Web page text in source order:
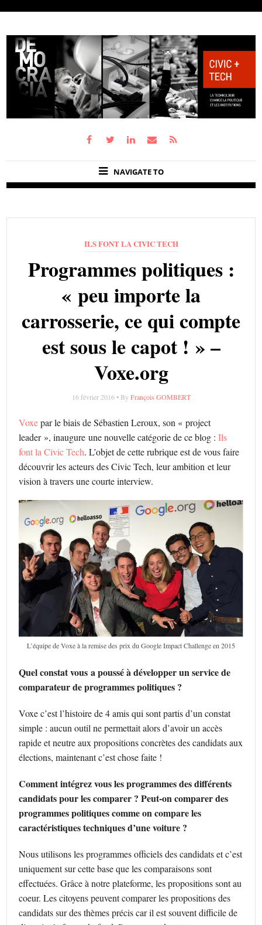
NAVIGATE TO
ILS FONT LA CIVIC TECH
Programmes politiques :
« peu importe la
carrosserie, ce qui compte
est sous le capot ! » –
Voxe.org
16 février 2016 • By François GOMBERT
Voxepar le biais de Sébastien Leroux, son « project
leader », inaugure une nouvelle catégorie de ce blog :Ils
font la Civic Tech. L’objet de cette rubrique est de vous faire
découvrir les acteurs des Civic Tech, leur ambition et leur
vision à travers une courte interview.
L’équipe de Voxe à la remise des prix du Google Impact Challenge en 2015
Quel constat vous a poussé à développer un service de
comparateur de programmes politiques ?
Voxe c’est l’histoire de 4 amis qui sont partis d’un constat
simple : aucun outil ne permettait alors d’avoir un accès
rapide et neutre aux propositions concrètes des candidats aux
élections, maintenant c’est chose faite !
Comment intégrez vous les programmes des différents
candidats pour les comparer ? Peut-on comparer des
programmes politiques comme on compare les
caractéristiques techniques d’une voiture ?
Nous utilisons les programmes officiels des candidats et c’est
uniquement sur cette base que les comparaisons sont
effectuées. Grâce à notre plateforme, les propositions sont au
coeur. Les citoyens peuvent comparer les propositions des
candidats sur des thèmes précis car il est souvent difficile de